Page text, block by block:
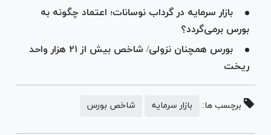
بازار سرمایه در گرداب نوسانات؛ اعتماد چگونه به
بورس برمی‌گردد؟
بورس همچنان نزولی/ شاخص بیش از ۲۱ هزار واحد
ریخت
برچسب ها: بازار سرمایه شاخص بورس